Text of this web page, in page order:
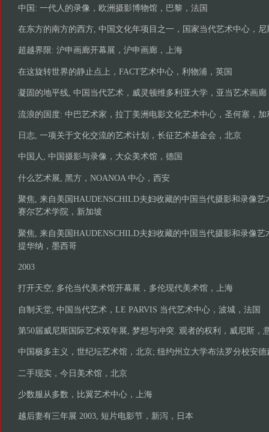
中国: 一代人的录像，欧洲摄影博物馆，巴黎，法国
在东方的南方的西方, 中国文化年项目之一，国家当代艺术中心，尼
超越界限: 沪申画廊开幕展，沪申画廊，上海
在这旋转世界的静止点上，FACT艺术中心，利物浦，英国
凝固的地平线, 中国当代艺术，威灵顿维多利亚大学，亚当艺术画廊
流浪的国度: 中巴艺术家，拉丁美洲电影文化艺术中心，圣何塞，
日志, 一项关于文化交流的艺术计划，长征艺术基金会，北京
中国人, 中国摄影与录像，大众美术馆，德国
什么艺术展, 黑方，NOANOA 中心，西安
聚焦, 来自美国HAUDENSCHILD夫妇收藏的中国当代摄影和录像
赛尔艺术学院，新加坡
聚焦, 来自美国HAUDENSCHILD夫妇收藏的中国当代摄影和录像艺
提华纳，墨西哥
2003
打开天空, 多伦当代美术馆开幕展，多伦现代美术馆，上海
自制天堂, 中国当代艺术，LE PARVIS 当代艺术中心，波城，法国
第50届威尼斯国际艺术双年展, 梦想与冲突. 观者的权利，威尼斯，
中国极多主义，世纪坛艺术馆，北京; 纽约州立大学布法罗分校安
二手现实，今日美术馆，北京
少数服从多数，比翼艺术中心，上海
越后妻有三年展 2003, 短片电影节，新泻，日本